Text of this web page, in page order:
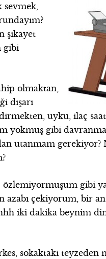
şikayet
gibi
olmaktan,
dışarı
uyku, ilaç
yokmuş gibi
utanmam gerekiyor?
özlemiyormuşum gibi
azabı çekiyorum, bir
iki dakika beynim
sokaktaki teyzeden